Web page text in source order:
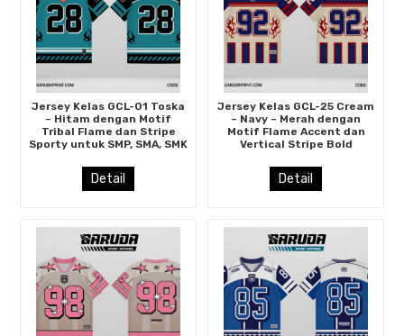
Jersey Kelas GCL-01 Toska
– Hitam dengan Motif
Tribal Flame dan Stripe
Sporty untuk SMP, SMA, SMK
Detail
Jersey Kelas GCL-25 Cream
– Navy – Merah dengan
Motif Flame Accent dan
Vertical Stripe Bold
Detail